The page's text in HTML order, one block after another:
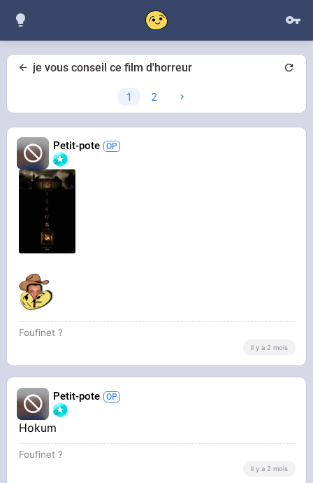
je vous conseil ce film d'horreur
1 2
Petit-pote
Foufinet ?
il y a 2 mois
Petit-pote
Hokum
Foufinet ?
il y a 2 mois